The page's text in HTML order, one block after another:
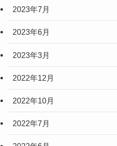
2023年7月
2023年6月
2023年3月
2022年12月
2022年10月
2022年7月